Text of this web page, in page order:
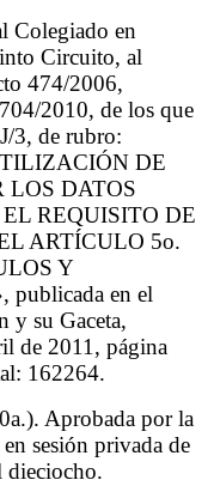
Colegiado en
Circuito, al
474/2006,
2010, de los que
3, de rubro:
DE
LOS DATOS
REQUISITO DE
ARTÍCULO 5o.
Y
publicada en el
y su Gaceta,
de 2011, página
162264.
Aprobada por la
sesión privada de
dieciocho.